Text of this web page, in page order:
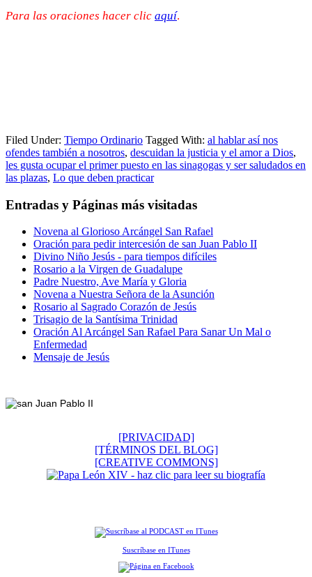
Para las oraciones hacer clic aquí.
Filed Under: Tiempo Ordinario Tagged With: al hablar así nos
ofendes también a nosotros, descuidan la justicia y el amor a Dios,
les gusta ocupar el primer puesto en las sinagogas y ser saludados en
las plazas, Lo que deben practicar
Entradas y Páginas más visitadas
Novena al Glorioso Arcángel San Rafael
Oración para pedir intercesión de san Juan Pablo II
Divino Niño Jesús - para tiempos difíciles
Rosario a la Virgen de Guadalupe
Padre Nuestro, Ave María y Gloria
Novena a Nuestra Señora de la Asunción
Rosario al Sagrado Corazón de Jesús
Trisagio de la Santísima Trinidad
Oración Al Arcángel San Rafael Para Sanar Un Mal o
Enfermedad
Mensaje de Jesús
[PRIVACIDAD]
[TÉRMINOS DEL BLOG]
[CREATIVE COMMONS]
Suscríbase en ITunes